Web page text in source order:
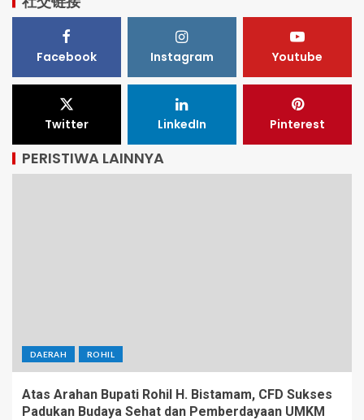
Facebook Instagram Youtube
Twitter LinkedIn Pinterest
PERISTIWA LAINNYA
DAERAH ROHIL
Atas Arahan Bupati Rohil H. Bistamam, CFD Sukses
Padukan Budaya Sehat dan Pemberdayaan UMKM